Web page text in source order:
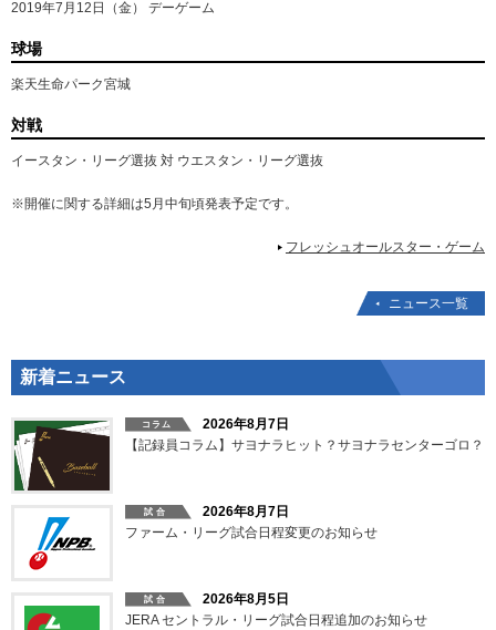
2019年7月12日（金） デーゲーム
球場
楽天生命パーク宮城
対戦
イースタン・リーグ選抜 対 ウエスタン・リーグ選抜
※開催に関する詳細は5月中旬頃発表予定です。
フレッシュオールスター・ゲーム
ニュース一覧
新着ニュース
2026年8月7日
【記録員コラム】サヨナラヒット？サヨナラセンターゴロ？
2026年8月7日
ファーム・リーグ試合日程変更のお知らせ
2026年8月5日
JERA セントラル・リーグ試合日程追加のお知らせ